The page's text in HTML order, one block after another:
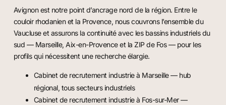
Avignon est notre point d’ancrage nord de la région. Entre le
couloir rhodanien et la Provence, nous couvrons l’ensemble du
Vaucluse et assurons la continuité avec les bassins industriels du
sud — Marseille, Aix-en-Provence et la ZIP de Fos — pour les
profils qui nécessitent une recherche élargie.
Cabinet de recrutement industrie à Marseille— hub
régional, tous secteurs industriels
Cabinet de recrutement industrie à Fos-sur-Mer—